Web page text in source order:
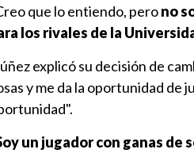
que lo entiendo, perono
los rivales de la
explicó su decisión de
y me da la oportunidad de
un jugador con ganas de